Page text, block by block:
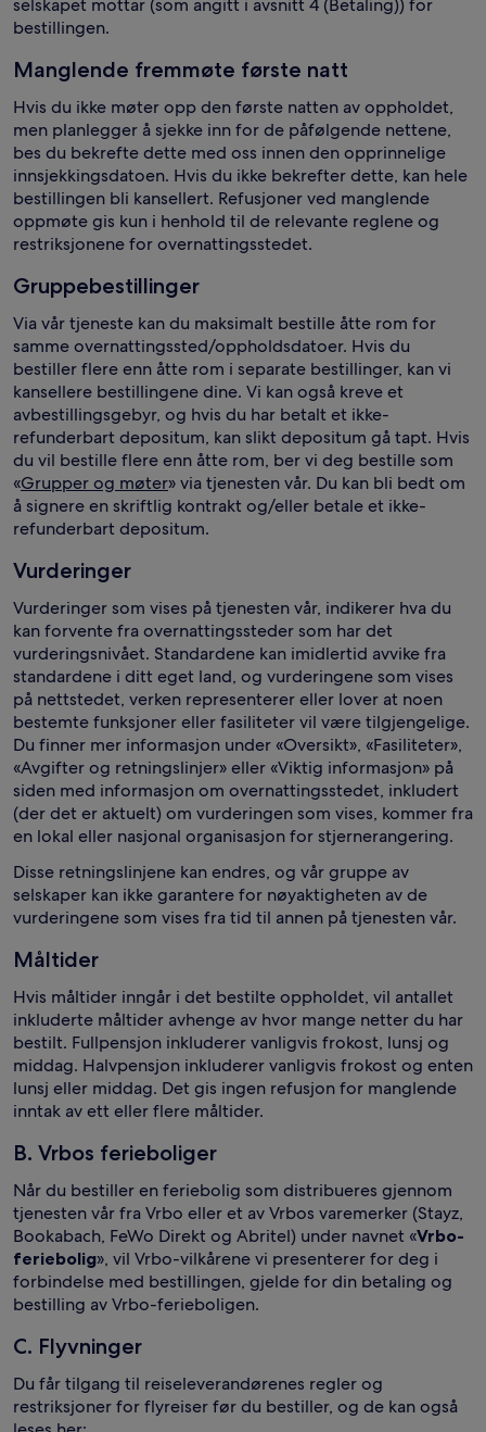
selskapet mottar (som angitt i avsnitt 4 (Betaling)) for
bestillingen.
Manglende fremmøte første natt
Hvis du ikke møter opp den første natten av oppholdet,
men planlegger å sjekke inn for de påfølgende nettene,
bes du bekrefte dette med oss innen den opprinnelige
innsjekkingsdatoen. Hvis du ikke bekrefter dette, kan hele
bestillingen bli kansellert. Refusjoner ved manglende
oppmøte gis kun i henhold til de relevante reglene og
restriksjonene for overnattingsstedet.
Gruppebestillinger
Via vår tjeneste kan du maksimalt bestille åtte rom for
samme overnattingssted/oppholdsdatoer. Hvis du
bestiller flere enn åtte rom i separate bestillinger, kan vi
kansellere bestillingene dine. Vi kan også kreve et
avbestillingsgebyr, og hvis du har betalt et ikke-
refunderbart depositum, kan slikt depositum gå tapt. Hvis
du vil bestille flere enn åtte rom, ber vi deg bestille som
«Grupper og møter» via tjenesten vår. Du kan bli bedt om
å signere en skriftlig kontrakt og/eller betale et ikke-
refunderbart depositum.
Vurderinger
Vurderinger som vises på tjenesten vår, indikerer hva du
kan forvente fra overnattingssteder som har det
vurderingsnivået. Standardene kan imidlertid avvike fra
standardene i ditt eget land, og vurderingene som vises
på nettstedet, verken representerer eller lover at noen
bestemte funksjoner eller fasiliteter vil være tilgjengelige.
Du finner mer informasjon under «Oversikt», «Fasiliteter»,
«Avgifter og retningslinjer» eller «Viktig informasjon» på
siden med informasjon om overnattingsstedet, inkludert
(der det er aktuelt) om vurderingen som vises, kommer fra
en lokal eller nasjonal organisasjon for stjernerangering.
Disse retningslinjene kan endres, og vår gruppe av
selskaper kan ikke garantere for nøyaktigheten av de
vurderingene som vises fra tid til annen på tjenesten vår.
Måltider
Hvis måltider inngår i det bestilte oppholdet, vil antallet
inkluderte måltider avhenge av hvor mange netter du har
bestilt. Fullpensjon inkluderer vanligvis frokost, lunsj og
middag. Halvpensjon inkluderer vanligvis frokost og enten
lunsj eller middag. Det gis ingen refusjon for manglende
inntak av ett eller flere måltider.
B. Vrbos ferieboliger
Når du bestiller en feriebolig som distribueres gjennom
tjenesten vår fra Vrbo eller et av Vrbos varemerker (Stayz,
Bookabach, FeWo Direkt og Abritel) under navnet «Vrbo-
feriebolig», vil Vrbo-vilkårene vi presenterer for deg i
forbindelse med bestillingen, gjelde for din betaling og
bestilling av Vrbo-ferieboligen.
C. Flyvninger
Du får tilgang til reiseleverandørenes regler og
restriksjoner for flyreiser før du bestiller, og de kan også